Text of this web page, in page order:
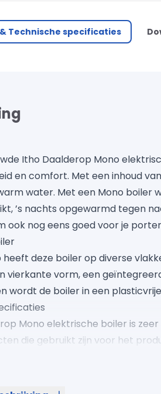
Technische specificaties
Itho Daalderop Mono
en comfort. Met een inhoud
water. Met een Mono boiler
’s nachts opgewarmd tegen
ook nog eens goed voor je
deze boiler op diverse
vierkante vorm, een
wordt de boiler in een
Mono elektrische boiler is
die gebruikt zijn voor het